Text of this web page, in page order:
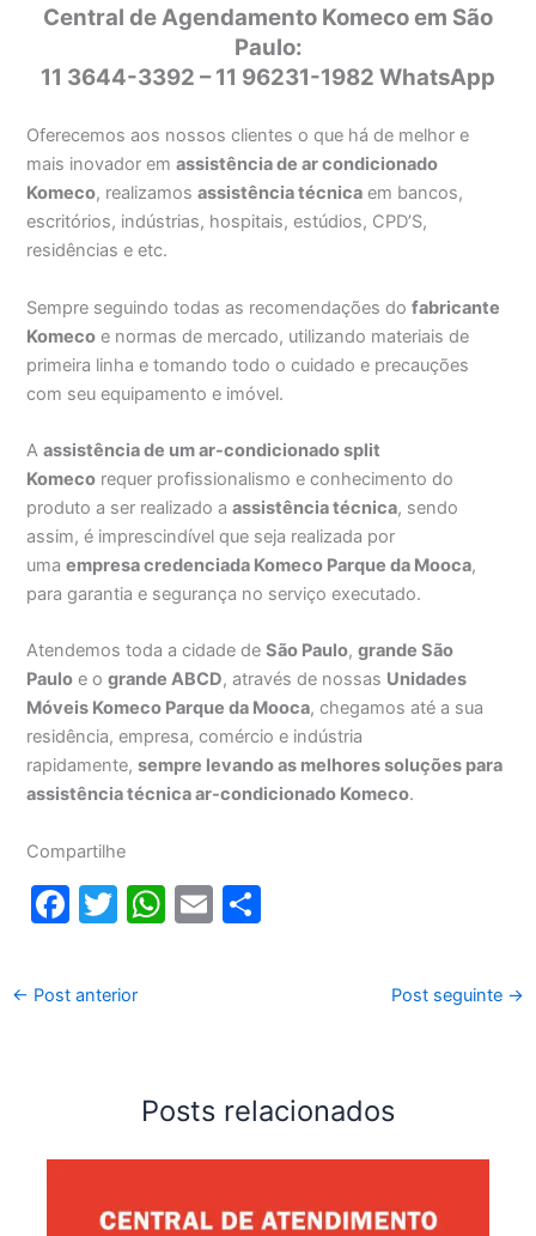
Central de Agendamento Komeco em São
Paulo:
11 3644-3392 – 11 96231-1982 WhatsApp
Oferecemos aos nossos clientes o que há de melhor e
mais inovador emassistência de ar condicionado
Komeco, realizamosassistência técnica em bancos,
escritórios, indústrias, hospitais, estúdios, CPD’S,
residências e etc.
Sempre seguindo todas as recomendações dofabricante
Komeco e normas de mercado, utilizando materiais de
primeira linha e tomando todo o cuidado e precauções
com seu equipamento e imóvel.
Aassistência de um ar-condicionado split
Komeco requer profissionalismo e conhecimento do
produto a ser realizado aassistência técnica, sendo
assim, é imprescindível que seja realizada por
umaempresa credenciada Komeco Parque da Mooca,
para garantia e segurança no serviço executado.
Atendemos toda a cidade deSão Paulo,grande São
Paulo e ogrande ABCD, através de nossas Unidades
Móveis Komeco Parque da Mooca, chegamos até a sua
residência, empresa, comércio e indústria
rapidamente,sempre levando as melhores soluções para
assistência técnica ar-condicionado Komeco.
Compartilhe
F
c
e
k
T
itt
er
W
p
p
E
← Post anterior Post seguinte →
Posts relacionados